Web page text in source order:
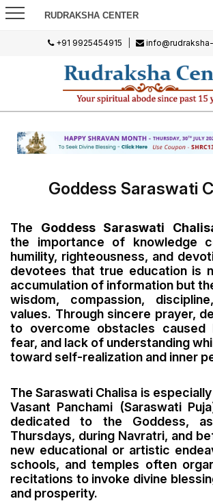
RUDRAKSHA CENTER
+91 9925454915
Goddess Saraswati
The Goddess Saraswati
the importance of knowledge
humility, righteousness, and
devotees that true education is
accumulation of information but
wisdom, compassion,
values. Through sincere prayer,
to overcome obstacles caused
fear, and lack of understanding
toward self-realization and inner
The Saraswati Chalisa is
Vasant Panchami (Saraswati
dedicated to the Goddess,
Thursdays, during Navratri, and
new educational or artistic
schools, and temples often
recitations to invoke divine
and prosperity.